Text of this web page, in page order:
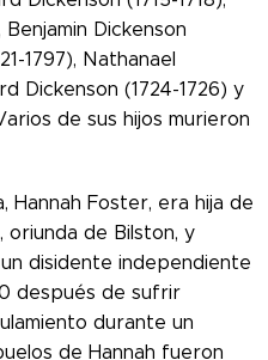
Dickenson
1797), Nathanael
Dickenson (1724-1726) y
de sus hijos murieron
Hannah Foster, era hija de
oriunda de Bilston, y
disidente independiente
después de sufrir
durante un
de Hannah fueron